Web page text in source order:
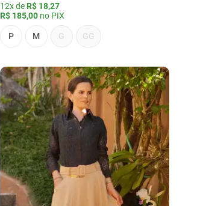
12x de R$ 18,27
R$ 185,00no PIX
P M G GG